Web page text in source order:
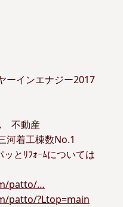
ーインエナジー2017
不動産
河着工棟数No.1
とﾘﾌｫｰﾑについては
patto/…
patto/?Ltop=main